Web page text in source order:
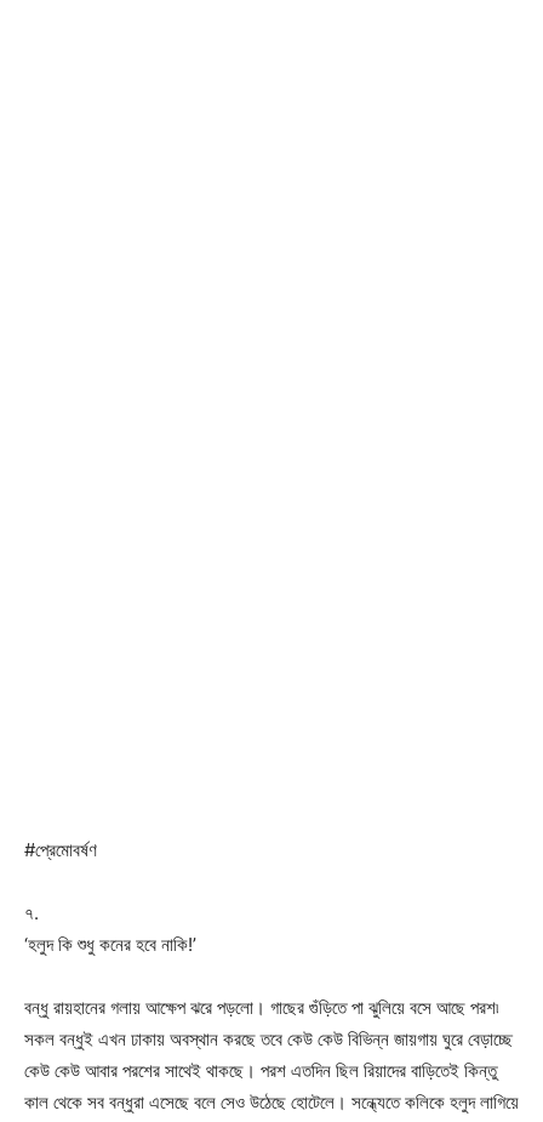
#প্রেমোবর্ষণ
৭.
‘হলুদ কি শুধু কনের হবে নাকি!’
বন্ধু রায়হানের গলায় আক্ষেপ ঝরে পড়লো। গাছের গুঁড়িতে পা ঝুলিয়ে বসে আছে পরশ৷
সকল বন্ধুই এখন ঢাকায় অবস্থান করছে তবে কেউ কেউ বিভিন্ন জায়গায় ঘুরে বেড়াচ্ছে
কেউ কেউ আবার পরশের সাথেই থাকছে। পরশ এতদিন ছিল রিয়াদের বাড়িতেই কিন্তু
কাল থেকে সব বন্ধুরা এসেছে বলে সেও উঠেছে হোটেলে। সন্ধ্যেতে কলিকে হলুদ লাগিয়ে